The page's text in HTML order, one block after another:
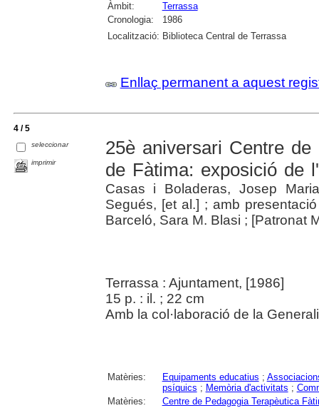
Àmbit:
Terrassa
Cronologia:
1986
Localització: Biblioteca Central de Terrassa
Enllaç permanent a aquest
4 / 5
seleccionar
imprimir
25è aniversari Centre de
de Fàtima: exposició de
Casas i Boladeras, Josep
Segués, [et al.] ; amb
Barceló, Sara M. Blasi ; [Patronat
Terrassa : Ajuntament, [1986]
15 p. : il. ; 22 cm
Amb la col·laboració de la
Matèries: Equipaments educatius ;
psíquics ; Memòria d'activitats ;
Matèries:
Centre de Pedagogia Terapèutica